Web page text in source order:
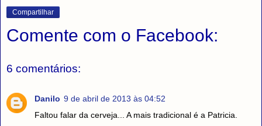
Compartilhar
Comente com o Facebook:
6 comentários:
Danilo 9 de abril de 2013 às 04:52
Faltou falar da cerveja... A mais tradicional é a Patricia.